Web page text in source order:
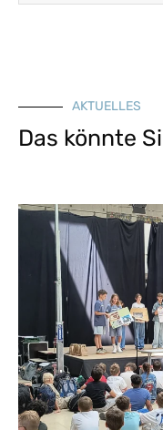
AKTUELLES
Das könnte